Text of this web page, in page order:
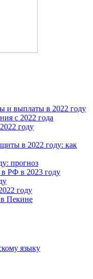
и выплаты в 2022 году
с 2022 года
году
в 2022 году: как
прогноз
в РФ в 2023 году
году
Пекине
языку